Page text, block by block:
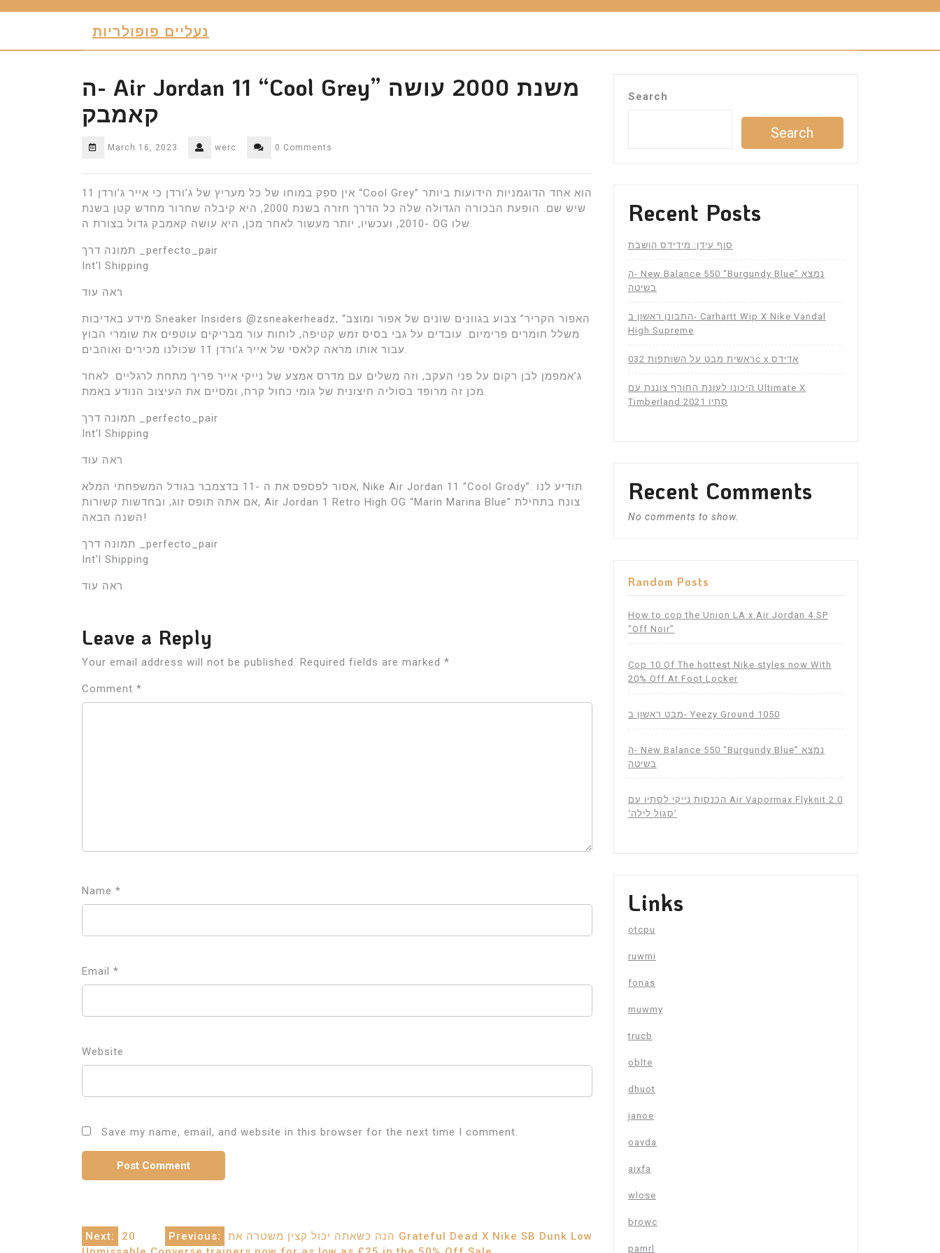
נעליים פופולריות
ה- Air Jordan 11 “Cool Grey” משנת 2000 עושה
קאמבק
March 16, 2023 werc 0 Comments
אין ספק במוחו של כל מעריץ של ג’ורדן כי אייר ג’ורדן 11 “Cool Grey” הוא אחד הדוגמניות הידועות ביותר
שיש שם. הופעת הבכורה הגדולה שלה כל הדרך חזרה בשנת 2000, היא קיבלה שחרור מחדש קטן בשנת
2010, ועכשיו, יותר מעשור לאחר מכן, היא עושה קאמבק גדול בצורת ה- OG שלו.
תמונה דרך _perfecto_pair
Int’l Shipping
ראה עוד
מידע באדיבות Sneaker Insiders @zsneakerheadz, “האפור הקריר” צבוע בגוונים שונים של אפור ומוצב
משלל חומרים פרימיום. עובדים על גבי בסיס זמש קטיפה, לוחות עור מבריקים עוטפים את שומרי הבוץ
עבור אותו מראה קלאסי של אייר ג’ורדן 11 שכולנו מכירים ואוהבים.
ג’אמפמן לבן רקום על פני העקב, וזה משלים עם מדרס אמצע של נייקי אייר פריך מתחת לרגליים. לאחר
מכן זה מרופד בסוליה חיצונית של גומי כחול קרח, ומסיים את העיצוב הנודע באמת.
תמונה דרך _perfecto_pair
Int’l Shipping
ראה עוד
אסור לפספס את ה -11 בדצמבר בגודל המשפחתי המלא, Nike Air Jordan 11 “Cool Grody”. תודיע לנו
אם אתה תופס זוג, ובחדשות קשורות, Air Jordan 1 Retro High OG “Marin Marina Blue” צונח בתחילת
השנה הבאה!
תמונה דרך _perfecto_pair
Int’l Shipping
ראה עוד
Leave a Reply
Your email address will not be published. Required fields are marked *
Comment *
Name *
Email *
Website
Save my name, email, and website in this browser for the next time I comment.
Post
Previous: הנה כשאתה יכול קצין משטרה את Grateful Dead X Nike SB Dunk Low Next:
20
Search
Search
Recent Posts
סוף עידן: מידידס הושבת
ה- New Balance 550 “Burgundy Blue” נמצא
בשיטה
התבונן ראשון ב- Carhartt Wip X Nike Vandal
High Supreme
ראשית מבט על השותפות 032c x אדידס
היכונו לעונת החורף צוננת עם Ultimate X
Timberland סתיו 2021
Recent Comments
No comments to show.
Random Posts
How to cop the Union LA x Air Jordan 4 SP
“Off Noir”
Cop 10 Of The hottest Nike styles now With
20% Off At Foot Locker
מבט ראשון ב- Yeezy Ground 1050
ה- New Balance 550 “Burgundy Blue” נמצא
בשיטה
הכנסות נייקי לסתיו עם Air Vapormax Flyknit 2.0
‘סגול לילה’
Links
otcpu
ruwmi
fonas
muwmy
trucb
oblte
dhuot
janoe
oavda
aixfa
wlose
browc
pamrl